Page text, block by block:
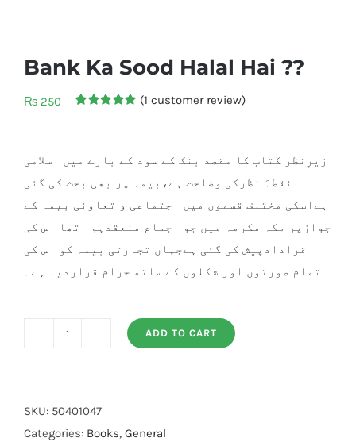
Bank Ka Sood Halal Hai ??
₨ 250
out of 5
rating
(1 customer review)
زیرِنظر کتاب کا مقصد بنک کے سود کے بارے میں اسلامی
نقطہَ نظرکی وضاحت ہے،بیمہ پر بھی بحث کی گئی
ہےاسکی مختلف قسموں میں اجتماعی و تعاونی بیمہ کے
جوازپر مکہ مکرمہ میں جو اجماع منعقدہوا تھا اس کی
قرادادپیش کی گئی ہےجہاں تجارتی بیمہ کو اس کی
تمام صورتوں اور شکلوں کے ساتھ حرام قراردیا ہے۔
Halal
Hai
ADD TO CART
SKU: 50401047
Categories: Books, General